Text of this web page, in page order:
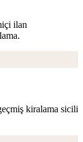
ilan
kiralama sicili